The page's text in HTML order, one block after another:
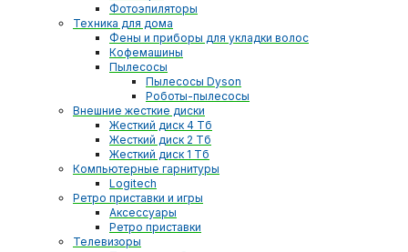
Фотоэпиляторы
Техника для дома
Фены и приборы для укладки волос
Кофемашины
Пылесосы
Пылесосы Dyson
Роботы-пылесосы
Внешние жесткие диски
Жесткий диск 4 Тб
Жесткий диск 2 Тб
Жесткий диск 1 Тб
Компьютерные гарнитуры
Logitech
Ретро приставки и игры
Аксессуары
Ретро приставки
Телевизоры